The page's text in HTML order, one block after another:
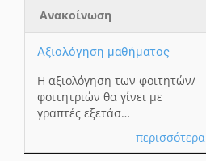
Ανακοίνωση
Αξιολόγηση μαθήματος
Η αξιολόγηση των φοιτητών/
φοιτητριών θα γίνει με
γραπτές εξετάσ…
περισσότερα